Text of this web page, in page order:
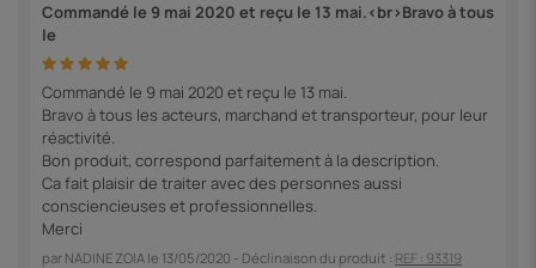
Commandé le 9 mai 2020 et reçu le 13 mai.<br>Bravo à tous
le
Commandé le 9 mai 2020 et reçu le 13 mai.
Bravo à tous les acteurs, marchand et transporteur, pour leur
réactivité.
Bon produit, correspond parfaitement à la description.
Ca fait plaisir de traiter avec des personnes aussi
consciencieuses et professionnelles.
Merci
par NADINE ZOIA le 13/05/2020 - Déclinaison du produit : REF : 93319